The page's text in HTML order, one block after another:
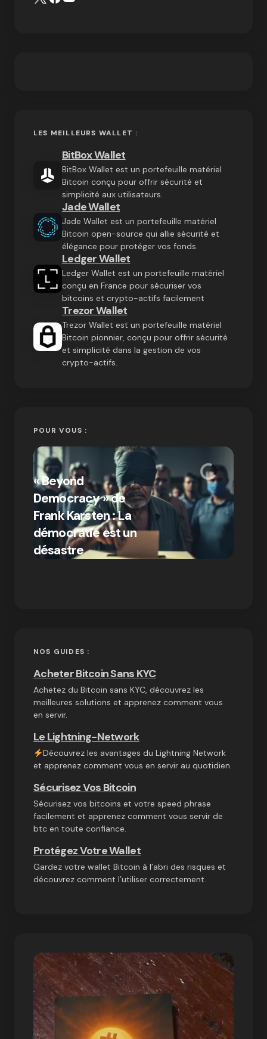
LES MEILLEURS WALLET :
BitBox Wallet
BitBox Wallet est un portefeuille matériel
Bitcoin conçu pour offrir sécurité et
simplicité aux utilisateurs.
Jade Wallet
Jade Wallet est un portefeuille matériel
Bitcoin open-source qui allie sécurité et
élégance pour protéger vos fonds.
Ledger Wallet
Ledger Wallet est un portefeuille matériel
conçu en France pour sécuriser vos
bitcoins et crypto-actifs facilement
Trezor Wallet
Trezor Wallet est un portefeuille matériel
Bitcoin pionnier, conçu pour offrir sécurité
et simplicité dans la gestion de vos
crypto-actifs.
POUR VOUS :
« Beyond
Democracy » de
Frank Karsten : La
démocratie est un
désastre
par Ines Aissani
on 03/10/2024
NOS GUIDES :
Acheter Bitcoin Sans KYC
Achetez du Bitcoin sans KYC, découvrez les
meilleures solutions et apprenez comment vous
en servir.
Le Lightning-Network
Découvrez les avantages du Lightning Network
et apprenez comment vous en servir au quotidien.
Sécurisez Vos Bitcoin
Sécurisez vos bitcoins et votre speed phrase
facilement et apprenez comment vous servir de
btc en toute confiance.
Protégez Votre Wallet
Gardez votre wallet Bitcoin à l’abri des risques et
découvrez comment l’utiliser correctement.